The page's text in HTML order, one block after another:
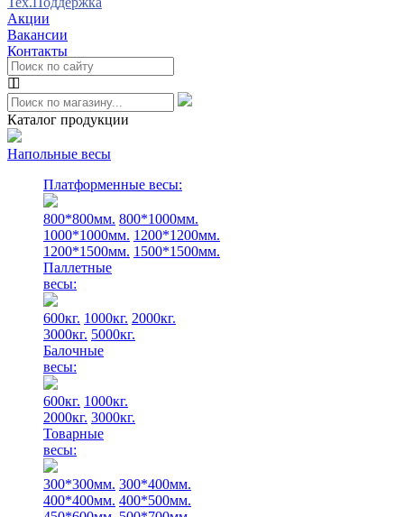
Акции
Вакансии
Контакты
Каталог продукции
Напольные весы
Платформенные весы:
800*800мм. 800*1000мм.
1000*1000мм. 1200*1200мм.
1200*1500мм. 1500*1500мм.
Паллетные
весы:
600кг. 1000кг. 2000кг.
3000кг. 5000кг.
Балочные
весы:
600кг. 1000кг.
2000кг. 3000кг.
Товарные
весы:
300*300мм. 300*400мм.
400*400мм. 400*500мм.